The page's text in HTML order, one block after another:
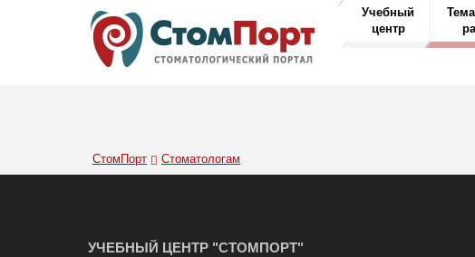
Учебный
центр
СтомПорт Стоматологам
УЧЕБНЫЙ ЦЕНТР "СТОМПОРТ"